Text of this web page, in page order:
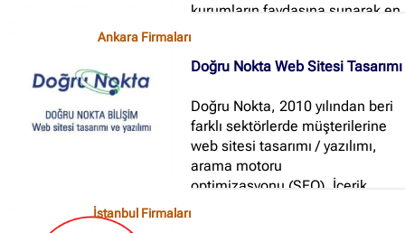
kurumların faydasına sunarak en
Ankara Firmaları
Doğru Nokta Web Sitesi Tasarımı
Doğru Nokta, 2010 yılından beri
farklı sektörlerde müşterilerine
web sitesi tasarımı / yazılımı,
arama motoru
optimizasyonu (SEO), İçerik
İstanbul Firmaları